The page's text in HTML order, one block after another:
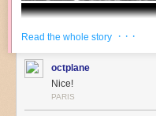
Read the whole story · · ·
octplane
Nice!
PARIS